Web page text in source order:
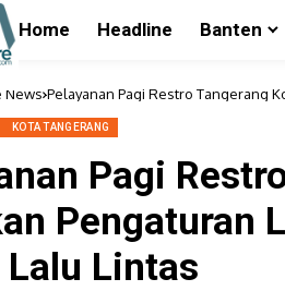
Home Headline Banten
News Pelayanan Pagi Restro Tangerang
KOTA TANGERANG
Pagi
Pengaturan
Lalu Lintas